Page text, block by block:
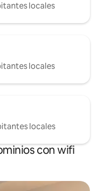
locales
locales
locales
con wifi